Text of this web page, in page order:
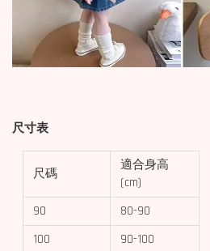
尺寸表
尺碼
適合身高
(cm)
90
80-90
100
90-100